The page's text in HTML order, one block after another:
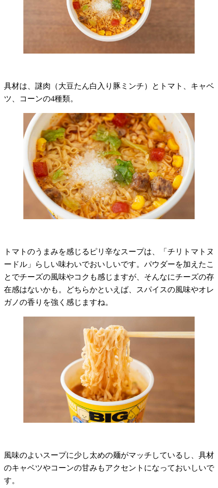
具材は、謎肉（大豆たん白入り豚ミンチ）とトマト、キャベ
ツ、コーンの4種類。
トマトのうまみを感じるピリ辛なスープは、「チリトマトヌ
ードル」らしい味わいでおいしいです。パウダーを加えたこ
とでチーズの風味やコクも感じますが、そんなにチーズの存
在感はないかも。どちらかといえば、スパイスの風味やオレ
ガノの香りを強く感じますね。
風味のよいスープに少し太めの麺がマッチしているし、具材
のキャベツやコーンの甘みもアクセントになっておいしいで
す。